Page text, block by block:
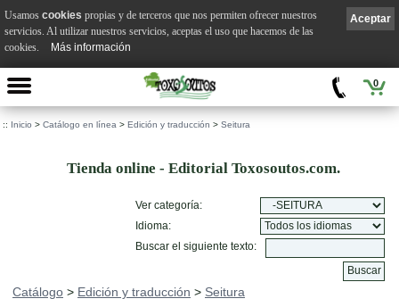
0
:: Inicio > Catálogo en línea > Edición y traducción > Seitura
Tienda online - Editorial Toxosoutos.com.
Ver categoría:
Idioma:
Buscar el siguiente texto:
Catálogo > Edición y traducción > Seitura
Aceptar
Usamos cookies propias y de terceros que nos permiten ofrecer nuestros
servicios. Al utilizar nuestros servicios, aceptas el uso que hacemos de las
cookies.
Más información